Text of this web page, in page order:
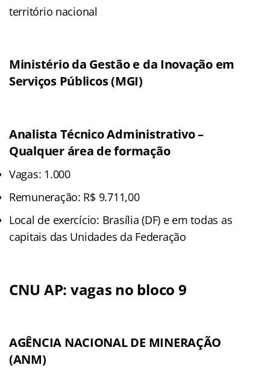
território nacional
Ministério da Gestão e da Inovação em
Serviços Públicos (MGI)
Analista Técnico Administrativo –
Qualquer área de formação
Vagas: 1.000
Remuneração: R$ 9.711,00
Local de exercício: Brasília (DF) e em todas as
capitais das Unidades da Federação
CNU AP: vagas no bloco 9
AGÊNCIA NACIONAL DE MINERAÇÃO
(ANM)